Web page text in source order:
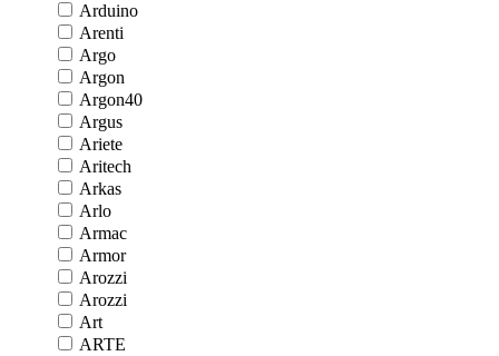
Arduino
Arenti
Argo
Argon
Argon40
Argus
Ariete
Aritech
Arkas
Arlo
Armac
Armor
Arozzi
Arozzi
Art
ARTE